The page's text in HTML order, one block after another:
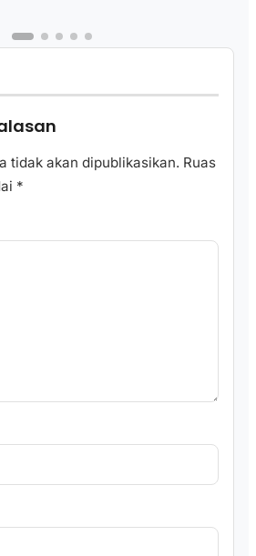
tidak akan dipublikasikan. Ruas
*